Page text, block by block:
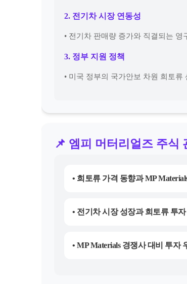
2. 전기차 시장 연동성
• 전기차 판매량 증가와 직결되는 영
3. 정부 지원 정책
• 미국 정부의 국가안보 차원 희토류
📌 엠피 머터리얼즈 주식
• 희토류 가격 동향과 MP
• 전기차 시장 성장과 희토류 투
• MP Materials 경쟁사 대비 투자